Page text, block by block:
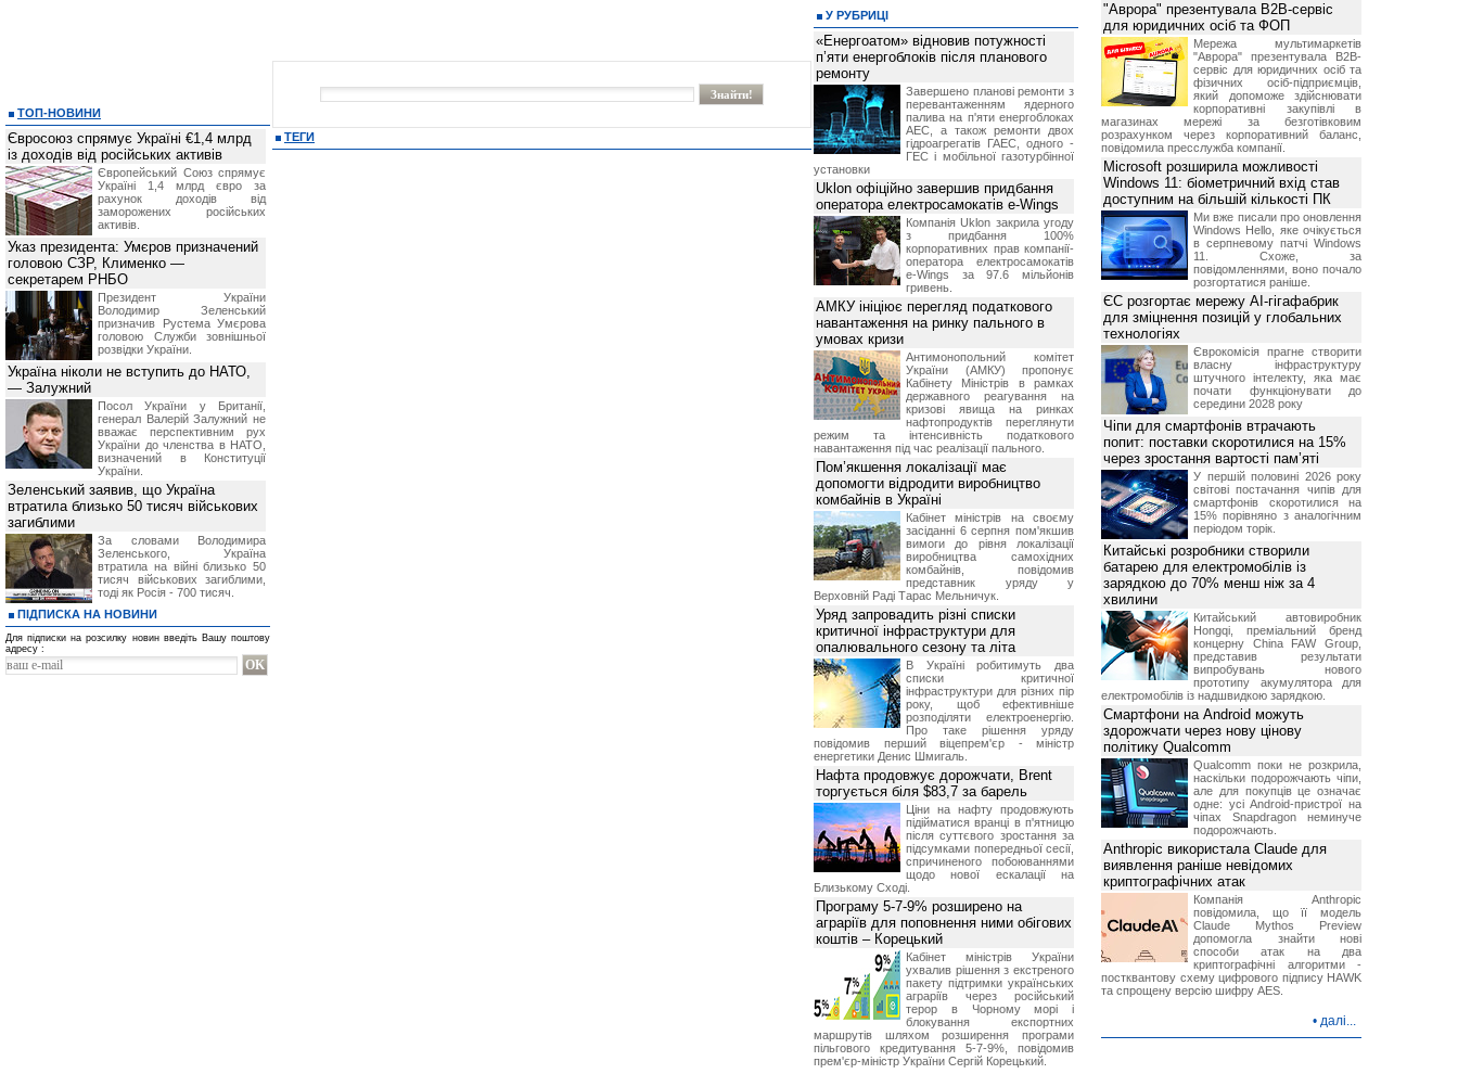
ТЕГИ
ТОП-НОВИНИ
Євросоюз спрямує Україні €1,4 млрд
із доходів від російських активів
Європейський Союз спрямує
Україні 1,4 млрд євро за
рахунок доходів від
заморожених російських
активів.
Указ президента: Умєров призначений
головою СЗР, Клименко —
секретарем РНБО
Президент України
Володимир Зеленський
призначив Pустема Умєрова
головою Служби зовнішньої
розвідки України.
Україна ніколи не вступить до НАТО,
— Залужний
Посол України у Британії,
генерал Валерій Залужний не
вважає перспективним рух
України до членства в НАТО,
визначений в Конституції
України.
Зеленський заявив, що Україна
втратила близько 50 тисяч військових
загиблими
За словами Володимира
Зеленського, Україна
втратила на війні близько 50
тисяч військових загиблими,
тоді як Росія - 700 тисяч.
ПІДПИСКА НА НОВИНИ
Для підписки на розсилку новин введіть Вашу поштову
адресу :
У РУБРИЦІ
«Енергоатом» відновив потужності
п’яти енергоблоків після планового
ремонту
Завершено планові ремонти з
перевантаженням ядерного
палива на п'яти енергоблоках
АЕС, а також ремонти двох
гідроагрегатів ГАЕС, одного -
ГЕС і мобільної газотурбінної
установки
Uklon офіційно завершив придбання
оператора електросамокатів e-Wings
Компанія Uklon закрила угоду
з придбання 100%
корпоративних прав компанії-
оператора електросамокатів
e-Wings за 97.6 мільйонів
гривень.
АМКУ ініціює перегляд податкового
навантаження на ринку пального в
умовах кризи
Антимонопольний комітет
України (АМКУ) пропонує
Кабінету Міністрів в рамках
державного реагування на
кризові явища на ринках
нафтопродуктів переглянути
режим та інтенсивність податкового
навантаження під час реалізації пального.
Пом’якшення локалізації має
допомогти відродити виробництво
комбайнів в Україні
Кабінет міністрів на своєму
засіданні 6 серпня пом'якшив
вимоги до рівня локалізації
виробництва самохідних
комбайнів, повідомив
представник уряду у
Верховній Раді Тарас Мельничук.
Уряд запровадить різні списки
критичної інфраструктури для
опалювального сезону та літа
В Україні робитимуть два
списки критичної
інфраструктури для різних пір
року, щоб ефективніше
розподіляти електроенергію.
Про таке рішення уряду
повідомив перший віцепрем'єр - міністр
енергетики Денис Шмигаль.
Нафта продовжує дорожчати, Brent
торгується біля $83,7 за барель
Ціни на нафту продовжують
підійматися вранці в п'ятницю
після суттєвого зростання за
підсумками попередньої сесії,
спричиненого побоюваннями
щодо нової ескалації на
Близькому Сході.
Програму 5-7-9% розширено на
аграріїв для поповнення ними обігових
коштів – Корецький
Кабінет міністрів України
ухвалив рішення з екстреного
пакету підтримки українських
аграріїв через російський
терор в Чорному морі і
блокування експортних
маршрутів шляхом розширення програми
пільгового кредитування 5-7-9%, повідомив
прем'єр-міністр України Сергій Корецький.
"Аврора" презентувала B2B-сервіс
для юридичних осіб та ФОП
Мережа мультимаркетів
"Аврора" презентувала B2B-
сервіс для юридичних осіб та
фізичних осіб-підприємців,
який допоможе здійснювати
корпоративні закупівлі в
магазинах мережі за безготівковим
розрахунком через корпоративний баланс,
повідомила пресслужба компанії.
Microsoft розширила можливості
Windows 11: біометричний вхід став
доступним на більшій кількості ПК
Ми вже писали про оновлення
Windows Hello, яке очікується
в серпневому патчі Windows
11. Схоже, за
повідомленнями, воно почало
розгортатися раніше.
ЄС розгортає мережу AI-гігафабрик
для зміцнення позицій у глобальних
технологіях
Єврокомісія прагне створити
власну інфраструктуру
штучного інтелекту, яка має
почати функціонувати до
середини 2028 року
Чіпи для смартфонів втрачають
попит: поставки скоротилися на 15%
через зростання вартості пам’яті
У першій половині 2026 року
світові постачання чипів для
смартфонів скоротилися на
15% порівняно з аналогічним
періодом торік.
Китайські розробники створили
батарею для електромобілів із
зарядкою до 70% менш ніж за 4
хвилини
Китайський автовиробник
Hongqi, преміальний бренд
концерну China FAW Group,
представив результати
випробувань нового
прототипу акумулятора для
електромобілів із надшвидкою зарядкою.
Смартфони на Android можуть
здорожчати через нову цінову
політику Qualcomm
Qualcomm поки не розкрила,
наскільки подорожчають чіпи,
але для покупців це означає
одне: усі Android-пристрої на
чіпах Snapdragon неминуче
подорожчають.
Anthropic використала Claude для
виявлення раніше невідомих
криптографічних атак
Компанія Anthropic
повідомила, що її модель
Claude Mythos Preview
допомогла знайти нові
способи атак на два
криптографічні алгоритми -
постквантову схему цифрового підпису HAWK
та спрощену версію шифру AES.
• далі...